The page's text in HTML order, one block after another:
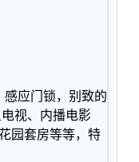
感应门锁，别致的
视、内播电影
园套房等等，特